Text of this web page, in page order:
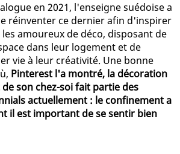
en 2021, l'enseigne suédoise a
réinventer ce dernier afin d'inspirer
amoureux de déco, disposant de
dans leur logement et de
vie à leur créativité. Une bonne
Pinterest l'a montré, la décoration
son chez-soi fait partie des
actuellement : le confinement a
il est important de se sentir bien